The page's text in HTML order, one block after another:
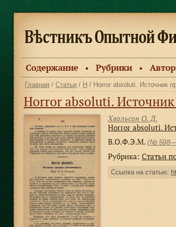
Содержание ● Рубрики ●
Главная / Статьи / H / Horror absoluti. Источник
Horror absoluti.
Хвольсон О. Д.
Horror absoluti.
В.О.Ф.Э.М. (№
Рубрика: Статьи
Ссылка на статью: